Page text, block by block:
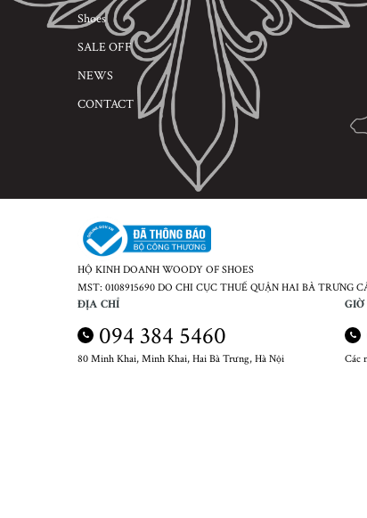
Shoes
SALE OFF
NEWS
CONTACT
HỘ KINH DOANH WOODY OF SHOES
MST: 0108915690 DO CHI CỤC THUẾ QUẬN HAI BÀ TRƯNG
ĐỊA CHỈ
094 384 5460
80 Minh Khai, Minh Khai, Hai Bà Trưng, Hà Nội Các